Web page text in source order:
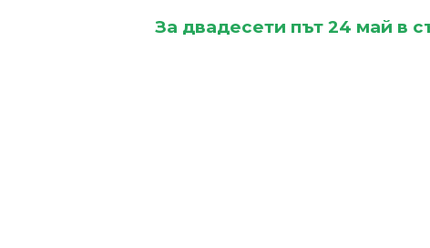
За двадесети път 24 май в